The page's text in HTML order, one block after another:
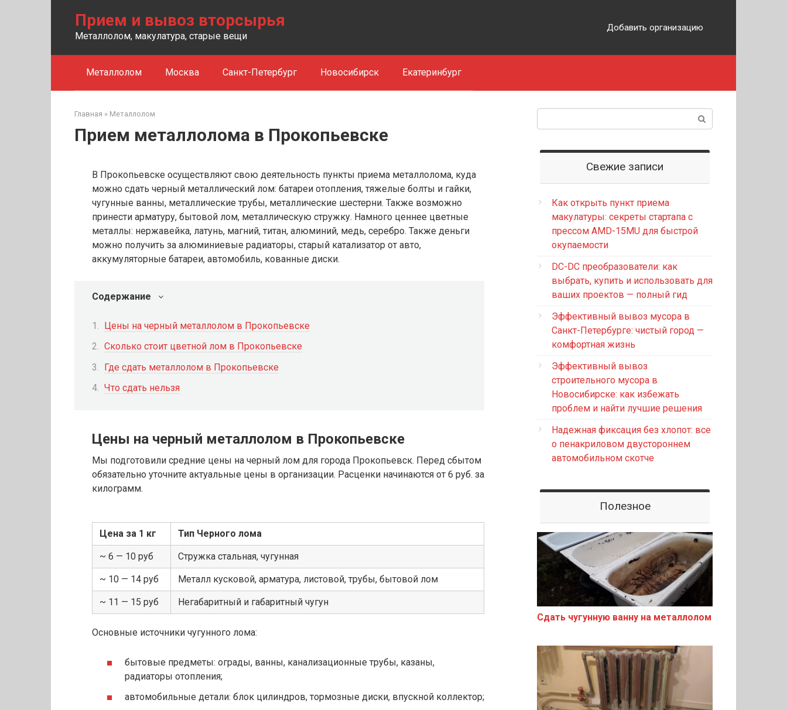
Прием и вывоз вторсырья
Металлолом, макулатура, старые вещи
Добавить организацию
Металлолом Москва Санкт-Петербург Новосибирск Екатеринбург
Главная » Металлолом
Прием металлолома в Прокопьевске
В Прокопьевске осуществляют свою деятельность пункты приема металлолома, куда
можно сдать черный металлический лом: батареи отопления, тяжелые болты и гайки,
чугунные ванны, металлические трубы, металлические шестерни. Также возможно
принести арматуру, бытовой лом, металлическую стружку. Намного ценнее цветные
металлы: нержавейка, латунь, магний, титан, алюминий, медь, серебро. Также деньги
можно получить за алюминиевые радиаторы, старый катализатор от авто,
аккумуляторные батареи, автомобиль, кованные диски.
Содержание
Цены на черный металлолом в Прокопьевске
Сколько стоит цветной лом в Прокопьевске
Где сдать металлолом в Прокопьевске
Что сдать нельзя
Цены на черный металлолом в Прокопьевске
Мы подготовили средние цены на черный лом для города Прокопьевск. Перед сбытом
обязательно уточните актуальные цены в организации. Расценки начинаются от 6 руб. за
килограмм.
Цена за 1 кг Тип Черного лома
~ 6 — 10 руб Стружка стальная, чугунная
~ 10 — 14 руб Металл кусковой, арматура, листовой, трубы, бытовой лом
~ 11 — 15 руб Негабаритный и габаритный чугун
Основные источники чугунного лома:
бытовые предметы: ограды, ванны, канализационные трубы, казаны,
радиаторы отопления;
автомобильные детали: блок цилиндров, тормозные диски, впускной коллектор;
Свежие записи
Как открыть пункт приема
макулатуры: секреты стартапа с
прессом AMD-15MU для быстрой
окупаемости
DC-DC преобразователи: как
выбрать, купить и использовать для
ваших проектов — полный гид
Эффективный вывоз мусора в
Санкт-Петербурге: чистый город —
комфортная жизнь
Эффективный вывоз
строительного мусора в
Новосибирске: как избежать
проблем и найти лучшие решения
Надежная фиксация без хлопот: все
о пенакриловом двустороннем
автомобильном скотче
Полезное
Сдать чугунную ванну на металлолом